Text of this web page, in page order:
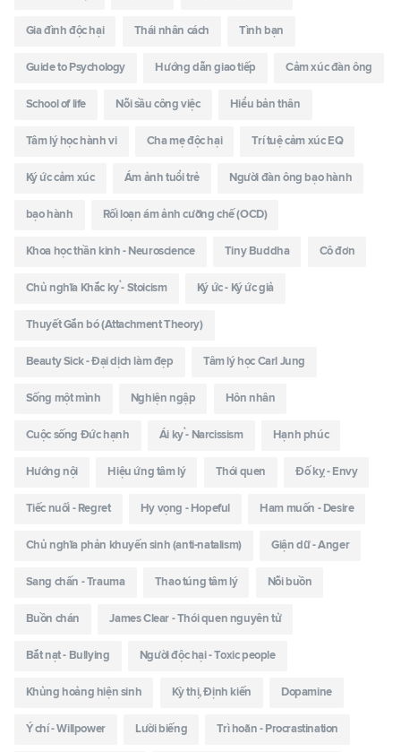
Gia đình độc hại Thái nhân cách Tình bạn
Guide to Psychology Hướng dẫn giao tiếp Cảm xúc đàn ông
School of life Nỗi sầu công việc Hiểu bản thân
Tâm lý học hành vi Cha mẹ độc hại Trí tuệ cảm xúc EQ
Ký ức cảm xúc Ám ảnh tuổi trẻ Người đàn ông bạo hành
bạo hành Rối loạn ám ảnh cưỡng chế (OCD)
Khoa học thần kinh - Neuroscience Tiny Buddha Cô đơn
Chủ nghĩa Khắc kỷ - Stoicism Ký ức - Ký ức giả
Thuyết Gắn bó (Attachment Theory)
Beauty Sick - Đại dịch làm đẹp Tâm lý học Carl Jung
Sống một mình Nghiện ngập Hôn nhân
Cuộc sống Đức hạnh Ái kỷ - Narcissism Hạnh phúc
Hướng nội Hiệu ứng tâm lý Thói quen Đố kỵ - Envy
Tiếc nuối - Regret Hy vọng - Hopeful Ham muốn - Desire
Chủ nghĩa phản khuyến sinh (anti-natalism) Giận dữ - Anger
Sang chấn - Trauma Thao túng tâm lý Nỗi buồn
Buồn chán James Clear - Thói quen nguyên tử
Bắt nạt - Bullying Người độc hại - Toxic people
Khủng hoảng hiện sinh Kỳ thị, Định kiến Dopamine
Ý chí - Willpower Lười biếng Trì hoãn - Procrastination